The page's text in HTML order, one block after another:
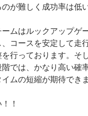
が難しく成功率は低
ムはルックアップゲ
コースを安定して走
行っております。そ
では、かなり高い確
ムの短縮が期待でき
！